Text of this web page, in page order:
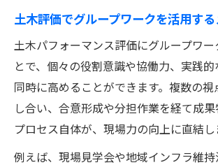
土木評価でグループワークを活用す
土木パフォーマンス評価にグループワ
とで、個々の役割意識や協働力、実践
同時に高めることができます。複数の
し合い、合意形成や分担作業を経て成
プロセス自体が、現場力の向上に直結し
例えば、現場見学会や地域インフラ維